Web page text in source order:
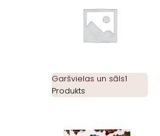
Garšvielas un sāls1
Produkts